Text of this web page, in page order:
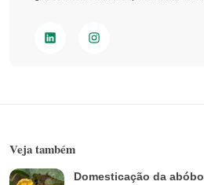
Veja também
Domesticação da